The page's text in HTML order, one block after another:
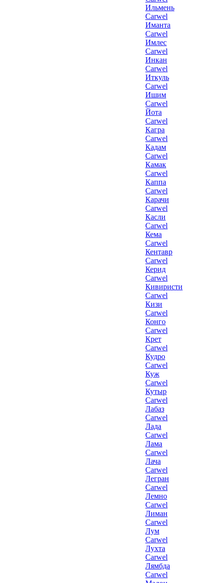
Ильмень
Carwel
Иманта
Carwel
Имлес
Carwel
Инкан
Carwel
Иткуль
Carwel
Ишим
Carwel
Йота
Carwel
Кагра
Carwel
Кадам
Carwel
Камак
Carwel
Каппа
Carwel
Карачи
Carwel
Касли
Carwel
Кема
Carwel
Кентавр
Carwel
Керид
Carwel
Кивиристи
Carwel
Кизи
Carwel
Конго
Carwel
Крет
Carwel
Кудро
Carwel
Куж
Carwel
Кутыр
Carwel
Лабаз
Carwel
Лада
Carwel
Лама
Carwel
Лача
Carwel
Легран
Carwel
Лемно
Carwel
Лиман
Carwel
Лум
Carwel
Лухта
Carwel
Лямбда
Carwel